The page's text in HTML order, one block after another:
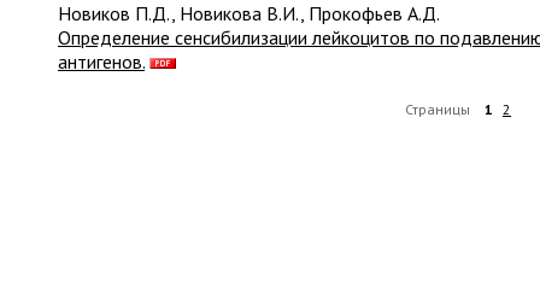
Новиков П.Д., Новикова В.И., Прокофьев А.Д.
Определение сенсибилизации лейкоцитов по
антигенов.
Страницы 1 2